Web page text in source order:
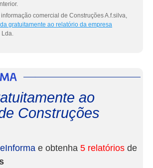
comercial de Construções A.f.silva,
gratuitamente ao relatório da empresa
Lda.
ao
Construções
eInforma e obtenha 5 relatórios de